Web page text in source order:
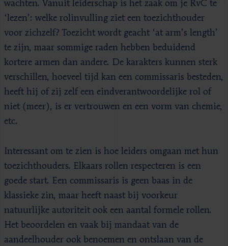
wachten. Vanuit leiderschap is het zaak om je RvC te
‘lezen’: welke rolinvulling ziet een toezichthouder
voor zichzelf? Toezicht wordt geacht ‘at arm’s length’
te zijn, maar sommige raden hebben beduidend
kortere armen dan andere. De karakters kunnen sterk
verschillen, hoeveel tijd kan een commissaris besteden,
heeft hij of zij zelf een eindverantwoordelijke rol of
niet (meer), is er vertrouwen en een vorm van chemie,
etc.
Interessant om te zien is hoe leiders omgaan met hun
toezichthouders. Elkaars rollen respecteren is een
goede start. Een commissaris is geen baas in de
klassieke zin, maar heeft naast bij voorkeur
natuurlijke autoriteit ook een aantal formele rollen.
Het beoordelen en vaak bij mandaat van de
aandeelhouder ook benoemen en ontslaan van de